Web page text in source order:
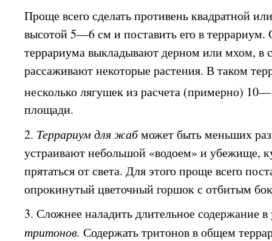
Проще всего сделать противень квадратной
высотой 5—6 см и поставить его в террариум.
террариума выкладывают дерном или мхом, в
рассаживают некоторые растения. В таком
несколько лягушек из расчета (примерно)
площади.
2. Террариум для жабможет быть меньших
устраивают небольшой «водоем» и убежище,
прятаться от света. Для этого проще всего
опрокинутый цветочный горшок с отбитым
3. Сложнее наладить длительное содержание
тритонов.Содержать тритонов в общем